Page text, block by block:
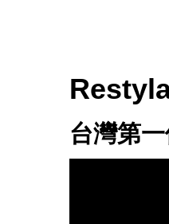
台灣第